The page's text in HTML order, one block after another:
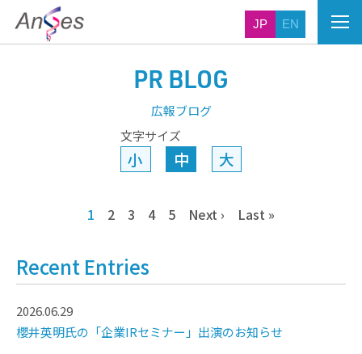
JP EN
PR BLOG
広報ブログ
文字サイズ
小 中 大
1 2 3 4 5 Next › Last »
Recent Entries
2026.06.29
櫻井英明氏の「企業IRセミナー」出演のお知らせ